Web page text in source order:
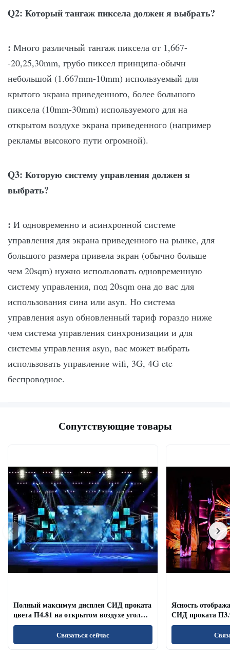
Q2: Который тангаж пиксела должен я выбрать?
: Много различный тангаж пиксела от 1,667-
-20,25,30mm, грубо пиксел принципа-обычн
небольшой (1.667mm-10mm) используемый для
крытого экрана приведенного, более большого
пиксела (10mm-30mm) используемого для на
открытом воздухе экрана приведенного (например
рекламы высокого пути огромной).
Q3: Которую систему управления должен я
выбрать?
: И одновременно и асинхронной системе
управления для экрана приведенного на рынке, для
большого размера привела экран (обычно больше
чем 20sqm) нужно использовать одновременную
систему управления, под 20sqm она до вас для
использования сина или asyn. Но система
управления asyn обновленный тариф гораздо ниже
чем система управления синхронизации и для
системы управления asyn, вас может выбрать
использовать управление wifi, 3G, 4G etc
беспроводное.
Сопутствующие товары
Полный максимум дисплея СИД проката
цвета П4.81 на открытом воздухе угол
наблюдения обновленного тарифа
Связаться сейчас
Ясность
СИД проката
залов/